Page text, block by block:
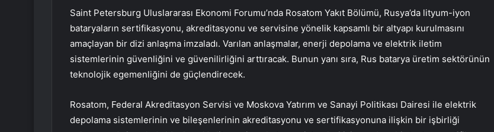
Saint Petersburg Uluslararası Ekonomi Forumu’nda Rosatom Yakıt Bölümü, Rusya’da lityum-iyon
bataryaların sertifikasyonu, akreditasyonu ve servisine yönelik kapsamlı bir altyapı kurulmasını
amaçlayan bir dizi anlaşma imzaladı. Varılan anlaşmalar, enerji depolama ve elektrik iletim
sistemlerinin güvenliğini ve güvenilirliğini arttıracak. Bunun yanı sıra, Rus batarya üretim sektörünün
teknolojik egemenliğini de güçlendirecek.
Rosatom, Federal Akreditasyon Servisi ve Moskova Yatırım ve Sanayi Politikası Dairesi ile elektrik
depolama sistemlerinin ve bileşenlerinin akreditasyonu ve sertifikasyonuna ilişkin bir işbirliği